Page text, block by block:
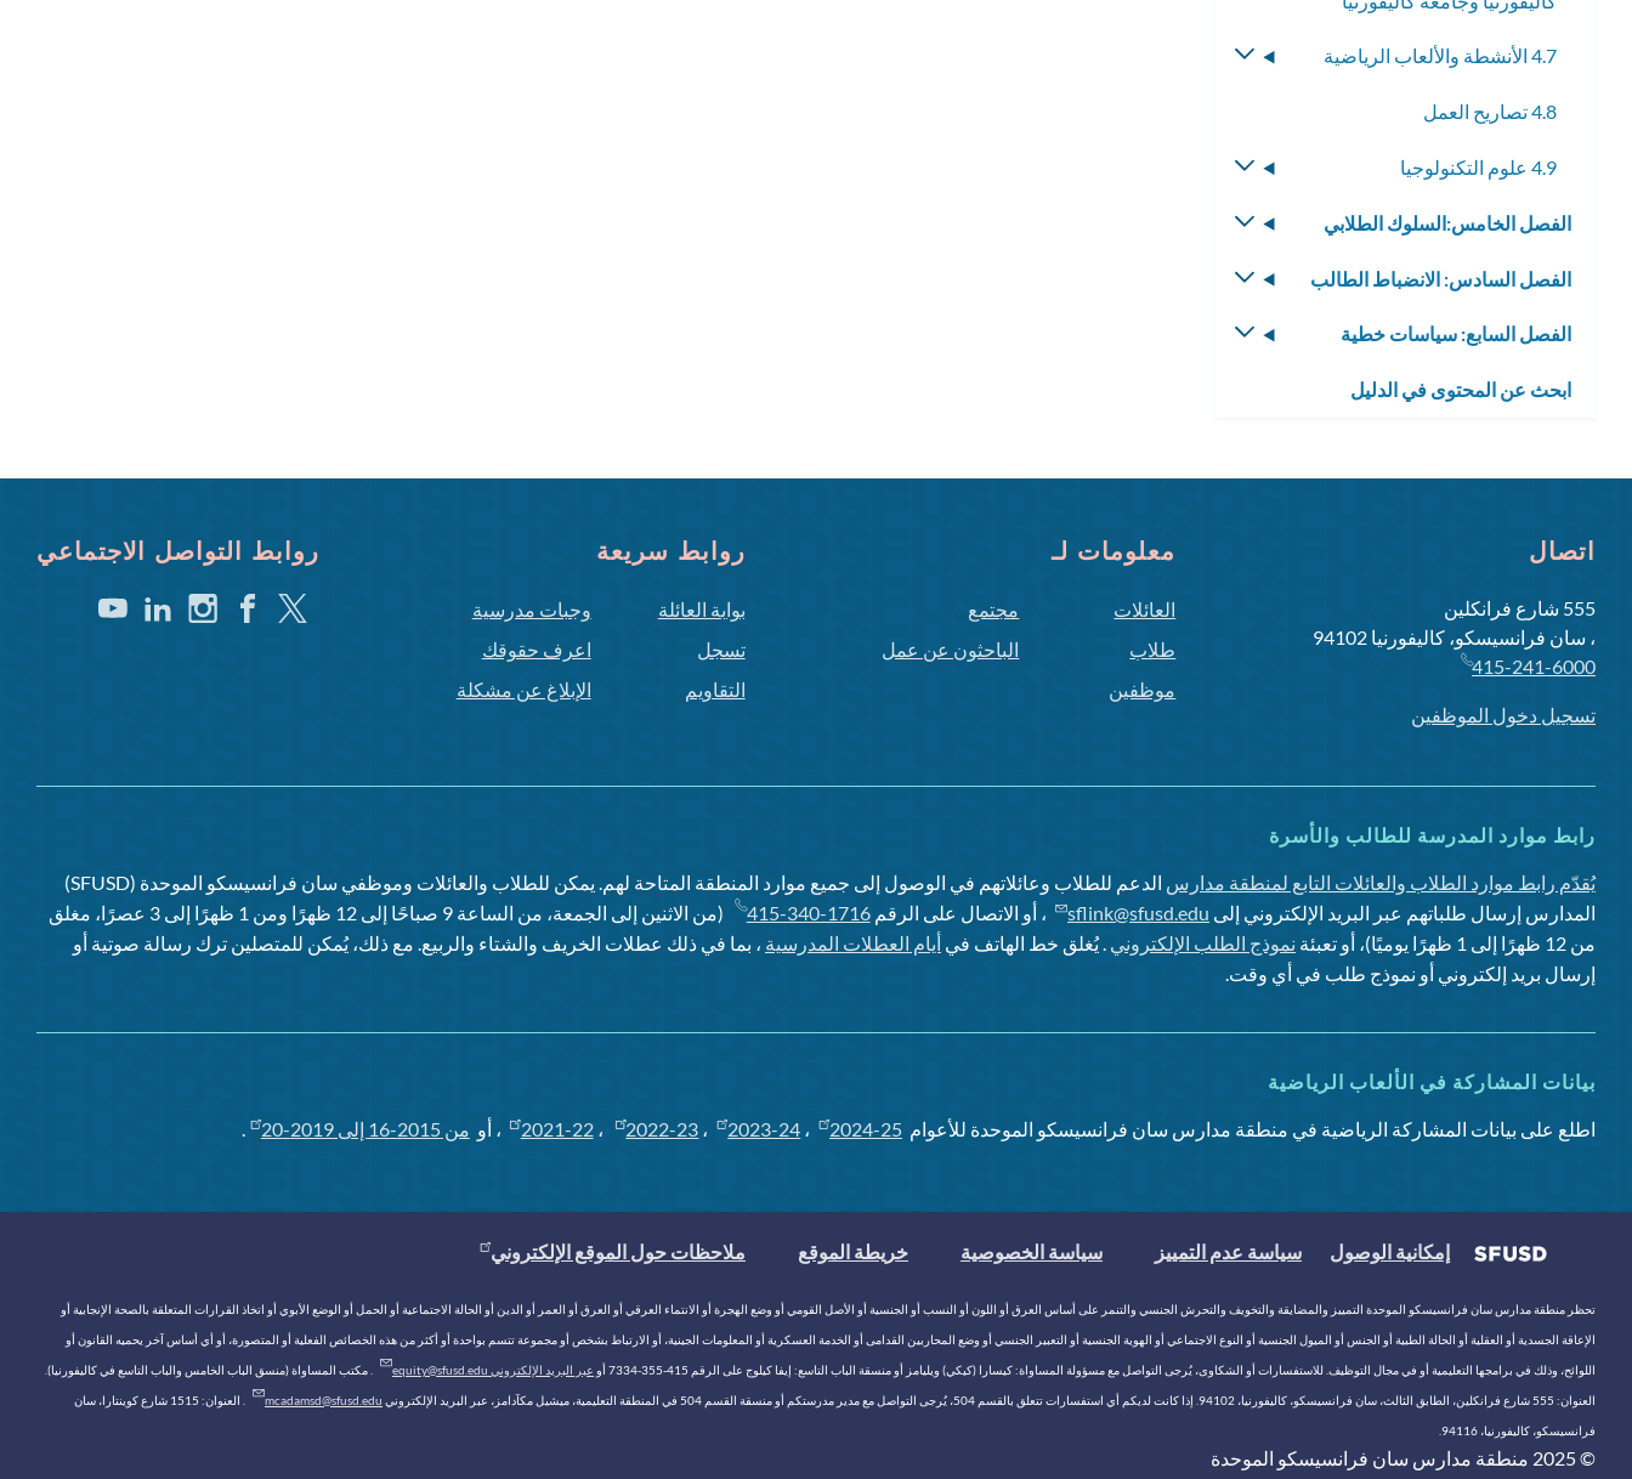
4.7 الأنشطة والألعاب الرياضية
4.8 تصاريح العمل
4.9 علوم التكنولوجيا
الفصل الخامس:السلوك الطلابي
الفصل السادس: الانضباط الطالب
الفصل السابع: سياسات خطية
ابحث عن المحتوى في الدليل
اتصال
555 شارع فرانكلين
، سان فرانسيسكو، كاليفورنيا 94102
415-241-6000
تسجيل دخول الموظفين
معلومات لـ
العائلات
طلاب
موظفين
مجتمع
الباحثون عن عمل
روابط سريعة
بوابة العائلة
تسجل
التقاويم
وجبات مدرسية
اعرف حقوقك
الإبلاغ عن مشكلة
روابط التواصل الاجتماعي
تغريد فيسبوكانستغرام
لينكد
يوتيوب
رابط موارد المدرسة للطالب والأسرة
يُقدّم رابط موارد الطلاب والعائلات التابع لمنطقة مدارس سان فرانسيسكو الموحدة (SFUSD) الدعم للطلاب وعائلاتهم في الوصول إلى جميع موارد المنطقة المتاحة لهم. يمكن للطلاب والعائلات وموظفي
المدارس إرسال طلباتهم عبر البريد الإلكتروني إلى sflink@sfusd.edu ، أو الاتصال على الرقم415-340-1716
(من الاثنين إلى الجمعة، من الساعة 9 صباحًا إلى 12 ظهرًا ومن 1 ظهرًا إلى 3 عصرًا، مغلق
من 12 ظهرًا إلى 1 ظهرًا يوميًا)، أو تعبئة
نموذج الطلب الإلكتروني . يُغلق خط الهاتف في أيام العطلات المدرسية ، بما في ذلك عطلات الخريف والشتاء والربيع. مع ذلك، يُمكن للمتصلين ترك رسالة صوتية أو
إرسال بريد إلكتروني أو نموذج طلب في أي وقت.
بيانات المشاركة في الألعاب الرياضية
اطلع على بيانات المشاركة الرياضية في منطقة مدارس سان فرانسيسكو الموحدة للأعوام 2024-25 ، 2023-24 ، 2022-23 ،2021-22 ، أو من 2015-16 إلى 2019-20
إمكانية الوصول سياسة عدم التمييز سياسة الخصوصية خريطة الموقع ملاحظات حول الموقع الإلكتروني
تحظر منطقة مدارس سان فرانسيسكو الموحدة التمييز والمضايقة والتخويف والتحرش الجنسي والتنمر على أساس العرق أو اللون أو النسب أو الجنسية أو الأصل القومي أو وضع الهجرة أو الانتماء العرقي أو العرق أو العمر أو الدين أو الحالة الاجتماعية أو الحمل أو الوضع الأبوي أو اتخاذ القرارات المتعلقة بالصحة الإنجابية أو
الإعاقة الجسدية أو العقلية أو الحالة الطبية أو الجنس أو الميول الجنسية أو النوع الاجتماعي أو الهوية الجنسية أو التعبير الجنسي أو وضع المحاربين القدامى أو الخدمة العسكرية أو المعلومات الجينية، أو الارتباط بشخص أو مجموعة تتسم بواحدة أو أكثر من هذه الخصائص الفعلية أو المتصورة، أو أي أساس آخر يحميه القانون أو
اللوائح، وذلك في برامجها التعليمية أو في مجال التوظيف. للاستفسارات أو الشكاوى، يُرجى التواصل مع مسؤولة المساواة: كيسارا (كيكي) ويليامز أو منسقة الباب التاسع: إيفا كيلوج على الرقم 415-355-7334 أو عبر البريد الإلكتروني equity@sfusd.edu . مكتب المساواة (منسق الباب الخامس والباب التاسع في كاليفورنيا).
العنوان: 555 شارع فرانكلين، الطابق الثالث، سان فرانسيسكو، كاليفورنيا، 94102. إذا كانت لديكم أي استفسارات تتعلق بالقسم 504، يُرجى التواصل مع مدير مدرستكم أو منسقة القسم 504 في المنطقة التعليمية، ميشيل مكآدامز، عبر البريد الإلكتروني mcadamsd@sfusd.edu . العنوان: 1515 شارع كوينتارا، سان
فرانسيسكو، كاليفورنيا، 94116.
© 2025 منطقة مدارس سان فرانسيسكو الموحدة